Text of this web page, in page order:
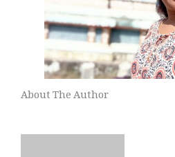
About The Author